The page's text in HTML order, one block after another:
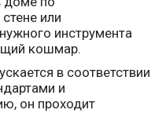
или
инструмента
кошмар.
в соответствии
и
он проходит